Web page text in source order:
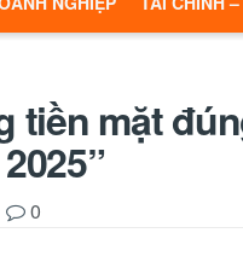
tiền mặt
0